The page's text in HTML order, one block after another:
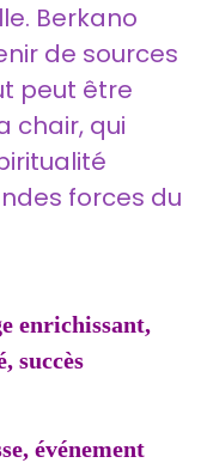
Berkano
de sources
peut être
chair, qui
forces du
enrichissant,
succès
événement